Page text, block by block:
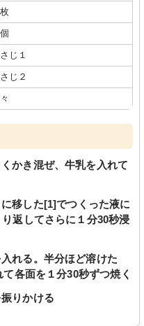
じ１
じ２
かき混ぜ、牛乳を入れて
移した[1]でつくった液に
返してさらに１分30秒浸
れる。半分ほど溶けた
各面を１分30秒ずつ焼く
りかける